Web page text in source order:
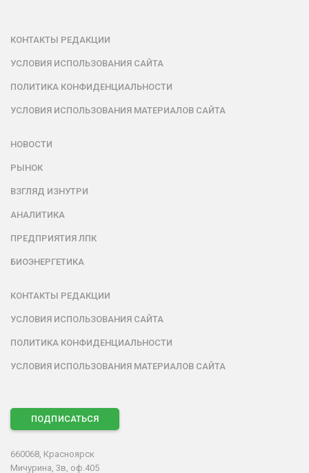
КОНТАКТЫ РЕДАКЦИИ
УСЛОВИЯ ИСПОЛЬЗОВАНИЯ САЙТА
ПОЛИТИКА КОНФИДЕНЦИАЛЬНОСТИ
УСЛОВИЯ ИСПОЛЬЗОВАНИЯ МАТЕРИАЛОВ САЙТА
НОВОСТИ
РЫНОК
ВЗГЛЯД ИЗНУТРИ
АНАЛИТИКА
ПРЕДПРИЯТИЯ ЛПК
БИОЭНЕРГЕТИКА
КОНТАКТЫ РЕДАКЦИИ
УСЛОВИЯ ИСПОЛЬЗОВАНИЯ САЙТА
ПОЛИТИКА КОНФИДЕНЦИАЛЬНОСТИ
УСЛОВИЯ ИСПОЛЬЗОВАНИЯ МАТЕРИАЛОВ САЙТА
ПОДПИСАТЬСЯ
660068, Красноярск
Мичурина, 3в, оф.405